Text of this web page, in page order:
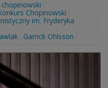
Chopinowski
im. Fryderyka
Garrick Ohlsson